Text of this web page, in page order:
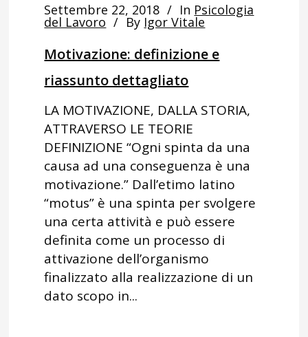
Settembre 22, 2018 In Psicologia
del Lavoro By Igor Vitale
Motivazione: definizione e
riassunto dettagliato
LA MOTIVAZIONE, DALLA STORIA,
ATTRAVERSO LE TEORIE
DEFINIZIONE “Ogni spinta da una
causa ad una conseguenza è una
motivazione.” Dall’etimo latino
“motus” è una spinta per svolgere
una certa attività e può essere
definita come un processo di
attivazione dell’organismo
finalizzato alla realizzazione di un
dato scopo in...